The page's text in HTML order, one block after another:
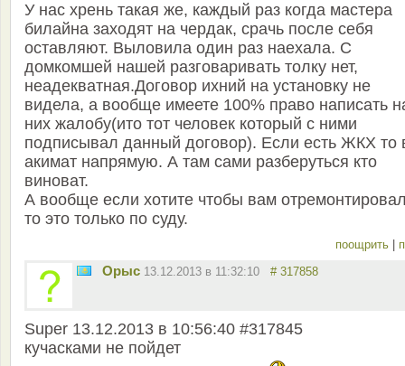
У нас хрень такая же, каждый раз когда мастера
билайна заходят на чердак, срачь после себя
оставляют. Выловила один раз наехала. С
домкомшей нашей разговаривать толку нет,
неадекватная.Договор ихний на установку не
видела, а вообще имеете 100% право написать
них жалобу(ито тот человек который с ними
подписывал данный договор). Если есть ЖКХ то
акимат напрямую. А там сами разберуться кто
виноват.
А вообще если хотите чтобы вам
то это только по суду.
поощрить
Орыс 13.12.2013 в 11:32:10 # 317858
Super 13.12.2013 в 10:56:40 #317845
кучасками не пойдет